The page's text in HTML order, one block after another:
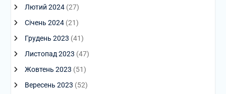
Лютий 2024(27)
Січень 2024(21)
Грудень 2023 (41)
Листопад 2023 (47)
Жовтень 2023 (51)
Вересень 2023 (52)